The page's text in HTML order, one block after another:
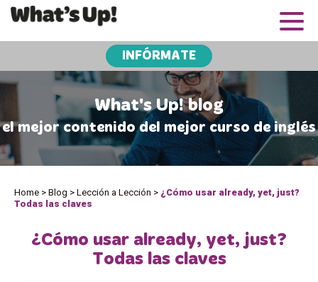
INFÓRMATE
What's Up! blog
el mejor contenido del mejor curso de inglés
Home > Blog > Lección a Lección > ¿Cómo usar already, yet, just?
Todas las claves
¿Cómo usar already, yet, just?
Todas las claves